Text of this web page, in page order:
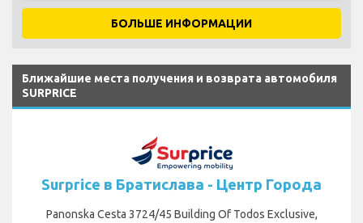
БОЛЬШЕ ИНФОРМАЦИИ
Ближайшие места получения и возврата автомобиля
SURPRICE
Surprice в Братислава - Центр Города
Panonska Cesta 3724/45 Building Of Todos Exclusive,